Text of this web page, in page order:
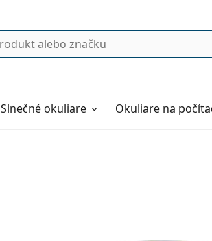
Slnečné okuliare Okuliare na